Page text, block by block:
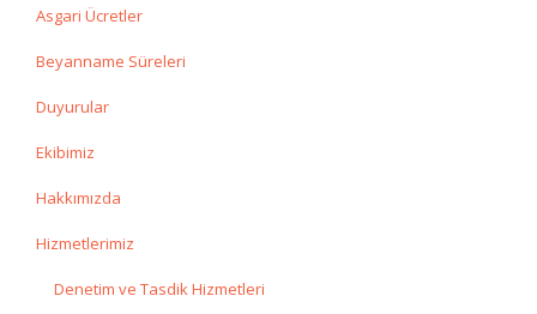
Asgari Ücretler
Beyanname Süreleri
Duyurular
Ekibimiz
Hakkımızda
Hizmetlerimiz
Denetim ve Tasdik Hizmetleri